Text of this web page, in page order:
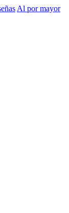
Al por mayor